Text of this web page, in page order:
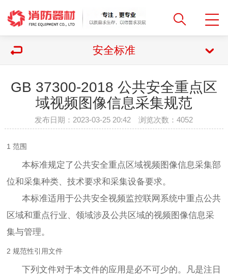
安全标准
GB 37300-2018 公共安全重点区
域视频图像信息采集规范
发布日期：2023-03-25 20:42 浏览次数：4052
1 范围
本标准规定了公共安全重点区域视频图像信息采集部
位和采集种类、技术要求和采集设备要求。
本标准适用于公共安全视频监控联网系统中重点公共
区域和重点行业、领域涉及公共区域的视频图像信息采
集与管理。
2 规范性引用文件
下列文件对于本文件的应用是必不可少的。凡是注日